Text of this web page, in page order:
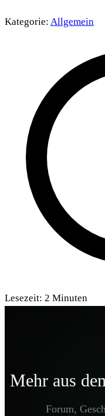
Kategorie: Allgemein
Lesezeit: 2 Minuten
Mehr aus
Forum,